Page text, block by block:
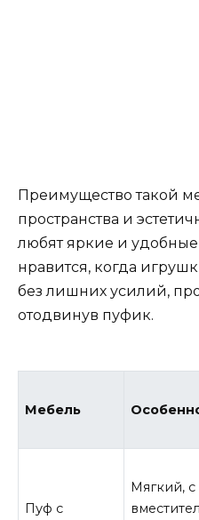
Преимущество такой
пространства и
любят яркие и
нравится, когда
без лишних усилий,
отодвинув пуфик.
Мебель
Пуф с
Мягкий, с